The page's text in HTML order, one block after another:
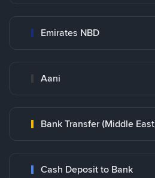
Emirates NBD
Aani
Bank Transfer (Middle
Cash Deposit to Bank